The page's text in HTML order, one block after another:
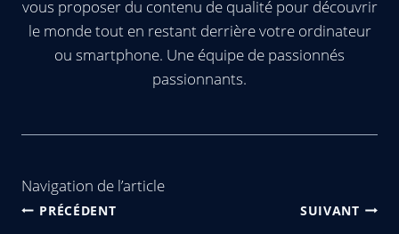
vous proposer du contenu de qualité pour découvrir
le monde tout en restant derrière votre ordinateur
ou smartphone. Une équipe de passionnés
passionnants.
Navigation de l’article
PRÉCÉDENT SUIVANT